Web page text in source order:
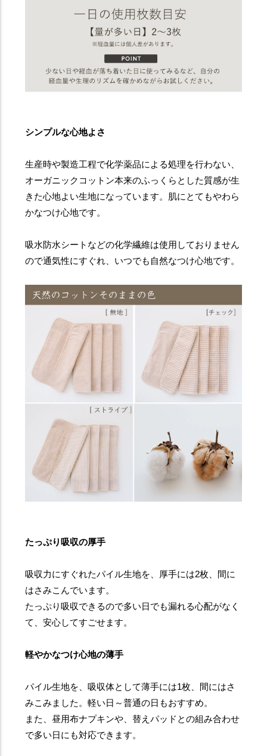
シンプルな心地よさ
生産時や製造工程で化学薬品による処理を行わない、
オーガニックコットン本来のふっくらとした質感が生
きた心地よい生地になっています。肌にとてもやわら
かなつけ心地です。
吸水防水シートなどの化学繊維は使用しておりません
ので通気性にすぐれ、いつでも自然なつけ心地です。
たっぷり吸収の厚手
吸収力にすぐれたパイル生地を、厚手には2枚、間に
はさみこんでいます。
たっぷり吸収できるので多い日でも漏れる心配がなく
て、安心してすごせます。
軽やかなつけ心地の薄手
パイル生地を、吸収体として薄手には1枚、間にはさ
みこみました。軽い日～普通の日もおすすめ。
また、昼用布ナプキンや、替えパッドとの組み合わせ
で多い日にも対応できます。